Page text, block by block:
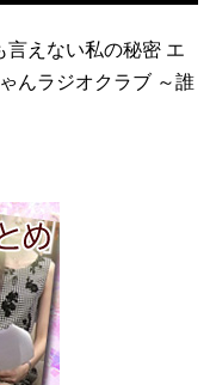
言えない私の秘密 エ
んラジオクラブ ～誰